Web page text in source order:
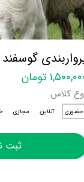
گوسفند
تومان
کلاس
حضوری آنلاین مجازی
ثبت